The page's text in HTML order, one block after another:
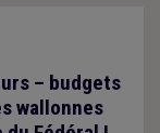
– budgets
wallonnes